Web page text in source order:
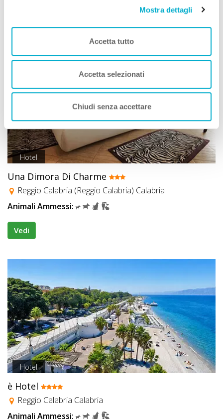
Mostra dettagli
Accetta tutto
Accetta selezionati
Chiudi senza accettare
Hotel
Una Dimora Di Charme
Reggio Calabria (Reggio Calabria) Calabria
Animali Ammessi:
Vedi
Hotel
è Hotel
Reggio Calabria Calabria
Animali Ammessi: